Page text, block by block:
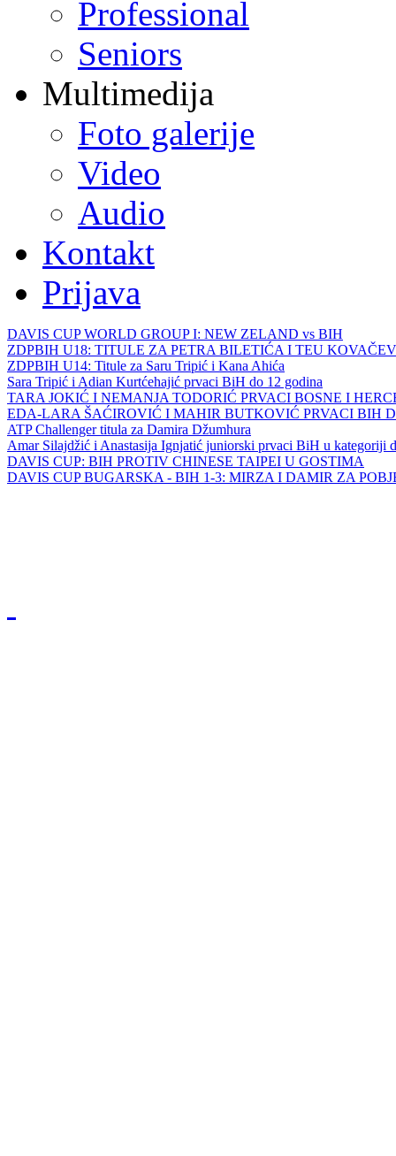
Professional
Seniors
Multimedija
Foto galerije
Video
Audio
Kontakt
Prijava
DAVIS CUP WORLD GROUP I: NEW ZELAND vs BIH
ZDPBIH U18: TITULE ZA PETRA BILETIĆA I TEU
ZDPBIH U14: Titule za Saru Tripić i Kana Ahića
Sara Tripić i Adian Kurtćehajić prvaci BiH do 12 godina
TARA JOKIĆ I NEMANJA TODORIĆ PRVACI BOSNE I
EDA-LARA ŠAĆIROVIĆ I MAHIR BUTKOVIĆ PRVACI BIH
ATP Challenger titula za Damira Džumhura
Amar Silajdžić i Anastasija Ignjatić juniorski prvaci BiH u kategoriji
DAVIS CUP: BIH PROTIV CHINESE TAIPEI U GOSTIMA
DAVIS CUP BUGARSKA - BIH 1-3: MIRZA I DAMIR ZA